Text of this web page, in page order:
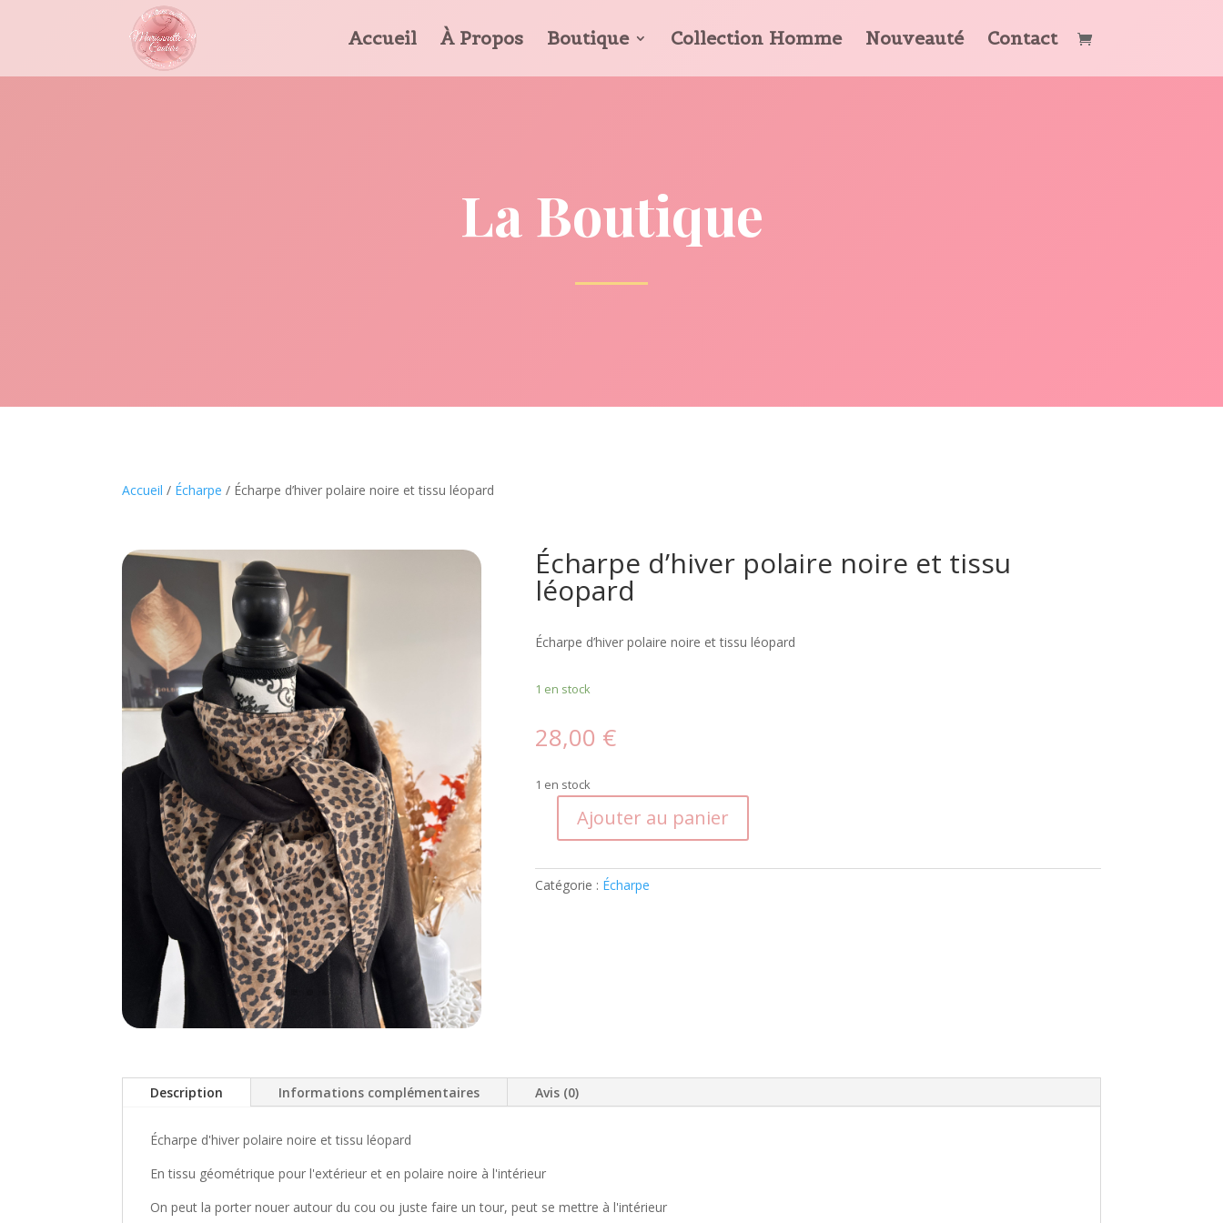
Accueil À Propos Boutique Collection Homme Nouveauté Contact
La Boutique
Accueil / Écharpe / Écharpe d’hiver polaire noire et tissu léopard
Écharpe d’hiver polaire noire et tissu
léopard
Écharpe d’hiver polaire noire et tissu léopard
1 en stock
28,00 €
1 en stock
quantité
Écharpe
d'hiver
Ajouter au panier
Catégorie : Écharpe
Description Informations complémentaires Avis (0)
Écharpe d'hiver polaire noire et tissu léopard
En tissu géométrique pour l'extérieur et en polaire noire à l'intérieur
On peut la porter nouer autour du cou ou juste faire un tour, peut se mettre à l'intérieur